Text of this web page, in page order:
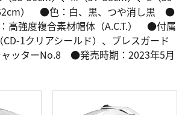
） ●色：白、黒、つや消し黒 ●
強度複合素材帽体（A.C.T.） ●付属
1クリアシールド）、ブレスガード
ャッターNo.8 ●発売時期：2023年5月